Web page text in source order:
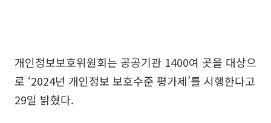
개인정보보호위원회는 공공기관 1400여 곳을 대상으
로 ‘2024년 개인정보 보호수준 평가제’를 시행한다고
29일 밝혔다.